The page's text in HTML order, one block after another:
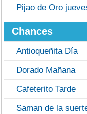
Pijao de Oro
Chances
Antioqueñita Día
Dorado Mañana
Cafeterito Tarde
Saman de la